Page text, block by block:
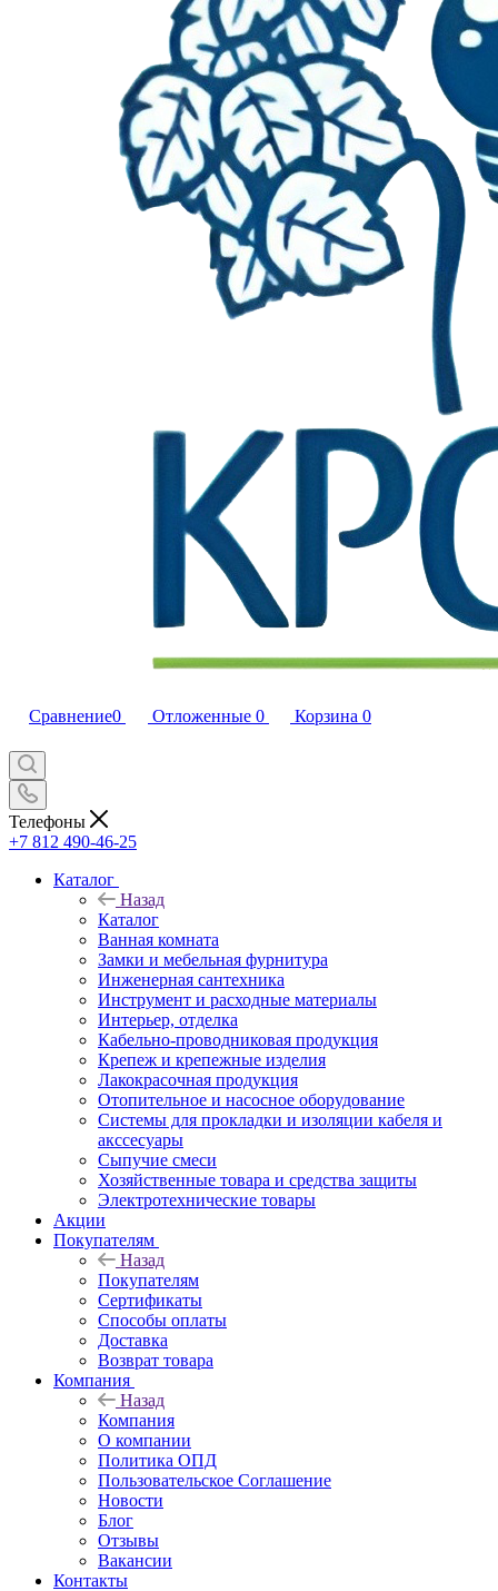
Сравнение0 Отложенные 0 Корзина 0
Телефоны
+7 812 490-46-25
Каталог
Назад
Каталог
Ванная комната
Замки и мебельная фурнитура
Инженерная сантехника
Инструмент и расходные материалы
Интерьер, отделка
Кабельно-проводниковая продукция
Крепеж и крепежные изделия
Лакокрасочная продукция
Отопительное и насосное оборудование
Системы для прокладки и изоляции кабеля и
акссесуары
Сыпучие смеси
Хозяйственные товара и средства защиты
Электротехнические товары
Акции
Покупателям
Назад
Покупателям
Сертификаты
Способы оплаты
Доставка
Возврат товара
Компания
Назад
Компания
О компании
Политика ОПД
Пользовательское Соглашение
Новости
Блог
Отзывы
Вакансии
Контакты